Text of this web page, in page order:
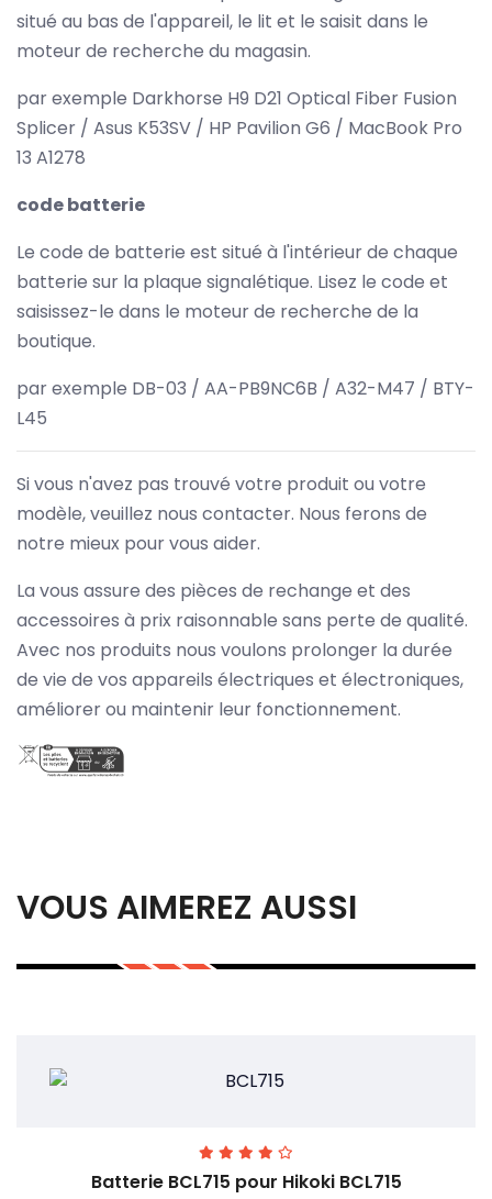
situé au bas de l'appareil, le lit et le saisit dans le
moteur de recherche du magasin.
par exemple Darkhorse H9 D21 Optical Fiber Fusion
Splicer / Asus K53SV / HP Pavilion G6 / MacBook Pro
13 A1278
code batterie
Le code de batterie est situé à l'intérieur de chaque
batterie sur la plaque signalétique. Lisez le code et
saisissez-le dans le moteur de recherche de la
boutique.
par exemple DB-03 / AA-PB9NC6B / A32-M47 / BTY-
L45
Si vous n'avez pas trouvé votre produit ou votre
modèle, veuillez nous contacter. Nous ferons de
notre mieux pour vous aider.
La vous assure des pièces de rechange et des
accessoires à prix raisonnable sans perte de qualité.
Avec nos produits nous voulons prolonger la durée
de vie de vos appareils électriques et électroniques,
améliorer ou maintenir leur fonctionnement.
VOUS AIMEREZ AUSSI
Batterie BCL715 pour Hikoki BCL715